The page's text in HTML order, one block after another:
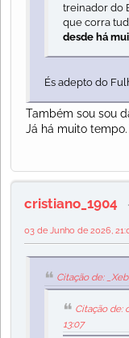
treinador do
que corra
desde há
És adepto do
Também sou sou
Já há muito
cristiano_1904
03 de Junho de 2026,
Citação de:
Citação de:
13:07